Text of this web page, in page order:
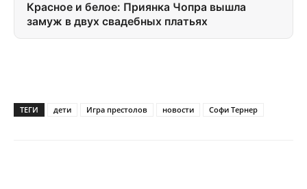
Красное и белое: Приянка Чопра вышла
замуж в двух свадебных платьях
ТЕГИ дети Игра престолов новости Софи Тернер